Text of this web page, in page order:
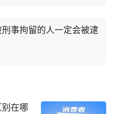
事拘留的人一定会被逮
在哪